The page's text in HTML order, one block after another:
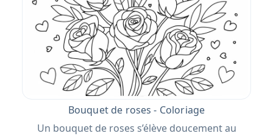
Bouquet de roses - Coloriage
Un bouquet de roses s’élève doucement au